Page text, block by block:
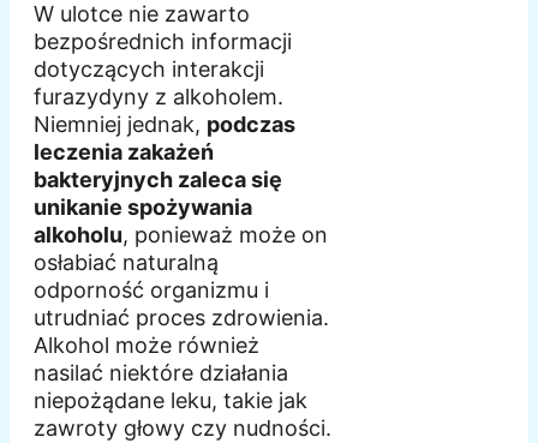
W ulotce nie zawarto
bezpośrednich informacji
dotyczących interakcji
furazydyny z alkoholem.
Niemniej jednak, podczas
leczenia zakażeń
bakteryjnych zaleca się
unikanie spożywania
alkoholu, ponieważ może on
osłabiać naturalną
odporność organizmu i
utrudniać proces zdrowienia.
Alkohol może również
nasilać niektóre działania
niepożądane leku, takie jak
zawroty głowy czy nudności.